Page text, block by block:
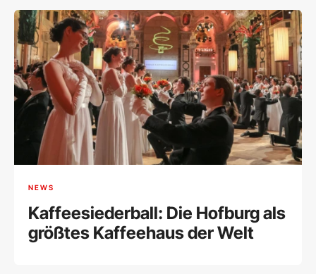
NEWS
Kaffeesiederball: Die Hofburg als
größtes Kaffeehaus der Welt